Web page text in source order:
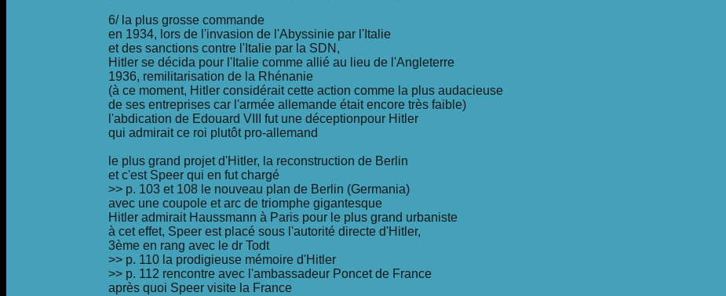
6/ la plus grosse commande
en 1934, lors de l'invasion de l'Abyssinie par l'Italie
et des sanctions contre l'Italie par la SDN,
Hitler se décida pour l'Italie comme allié au lieu de l'Angleterre
1936, remilitarisation de la Rhénanie
(à ce moment, Hitler considérait cette action comme la plus audacieuse
de ses entreprises car l'armée allemande était encore très faible)
l'abdication de Edouard VIII fut une déceptionpour Hitler
qui admirait ce roi plutôt pro-allemand
le plus grand projet d'Hitler, la reconstruction de Berlin
et c'est Speer qui en fut chargé
>> p. 103 et 108 le nouveau plan de Berlin (Germania)
avec une coupole et arc de triomphe gigantesque
Hitler admirait Haussmann à Paris pour le plus grand urbaniste
à cet effet, Speer est placé sous l'autorité directe d'Hitler,
3ème en rang avec le dr Todt
>> p. 110 la prodigieuse mémoire d'Hitler
>> p. 112 rencontre avec l'ambassadeur Poncet de France
après quoi Speer visite la France